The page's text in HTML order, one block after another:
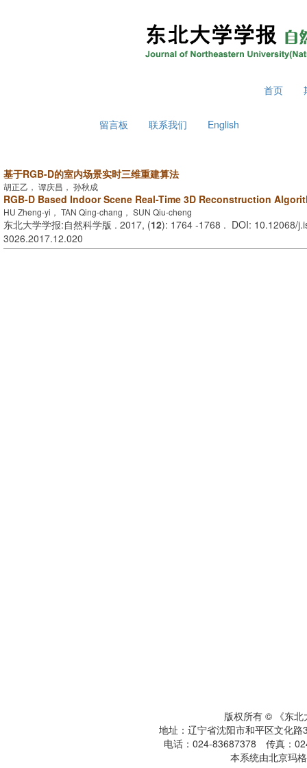
首页
留言板 联系我们 English
基于RGB-D的室内场景实时三维重建算法
胡正乙， 谭庆昌， 孙秋成
RGB-D Based Indoor Scene Real-Time 3D Reconstruction
HU Zheng-yi， TAN Qing-chang， SUN Qiu-cheng
东北大学学报:自然科学版 . 2017, (12): 1764 -1768 . DOI: 10.12068/
3026.2017.12.020
版权所有 © 《东北
地址：辽宁省沈阳市和平区文化
电话：024-83687378 传真：
本系统由北京玛